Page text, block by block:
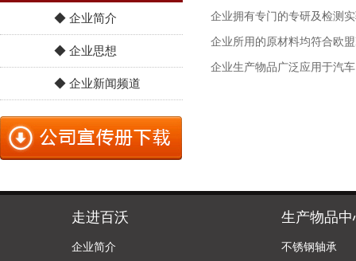
◆ 企业简介
◆ 企业思想
◆ 企业新闻频道
企业拥有专门的专研及检测
企业所用的原材料均符合欧
企业生产物品广泛应用于汽
走进百沃
企业简介
生产物品中
不锈钢轴承